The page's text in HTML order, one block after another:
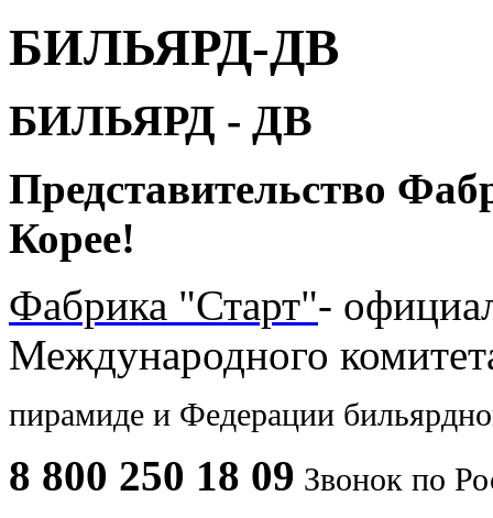
БИЛЬЯРД-ДВ
БИЛЬЯРД - ДВ
Представительство
Корее!
Фабрика "Старт"-
Международного
пирамиде и Федерации
8 800 250 18 09 Звонок по